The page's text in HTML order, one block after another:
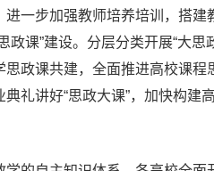
一步加强教师培养培训，搭建
课”建设。分层分类开展“大
政课共建，全面推进高校课
礼讲好“思政大课”，加快构建